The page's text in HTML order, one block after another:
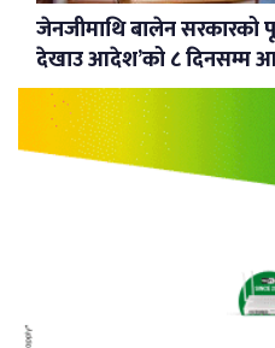
जेनजीमाथि बालेन सरकारको
देखाउ आदेश’को ८ दिनसम्म